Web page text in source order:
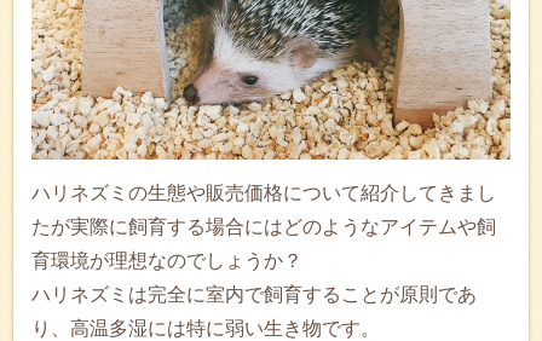
ハリネズミの生態や販売価格について紹介してきまし
たが実際に飼育する場合にはどのようなアイテムや飼
育環境が理想なのでしょうか？
ハリネズミは完全に室内で飼育することが原則であ
り、高温多湿には特に弱い生き物です。